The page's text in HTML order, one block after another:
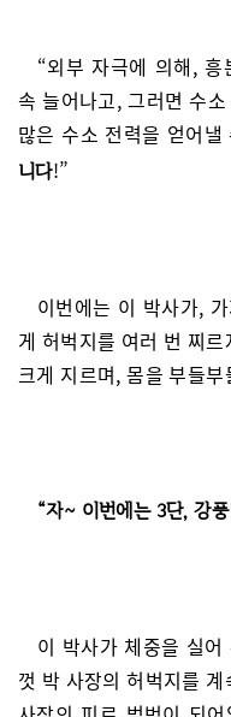
“외부 자극에 의해,
속 늘어나고, 그러면 수
많은 수소 전력을 얻어낼
니다!”
이번에는 이 박사가,
게 허벅지를 여러 번 찌
크게 지르며, 몸을 부들
“자~ 이번에는 3단, 강
이 박사가 체중을 실
껏 박 사장의 허벅지를